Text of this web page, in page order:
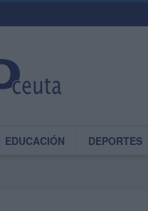
EDUCACIÓN DEPORTES